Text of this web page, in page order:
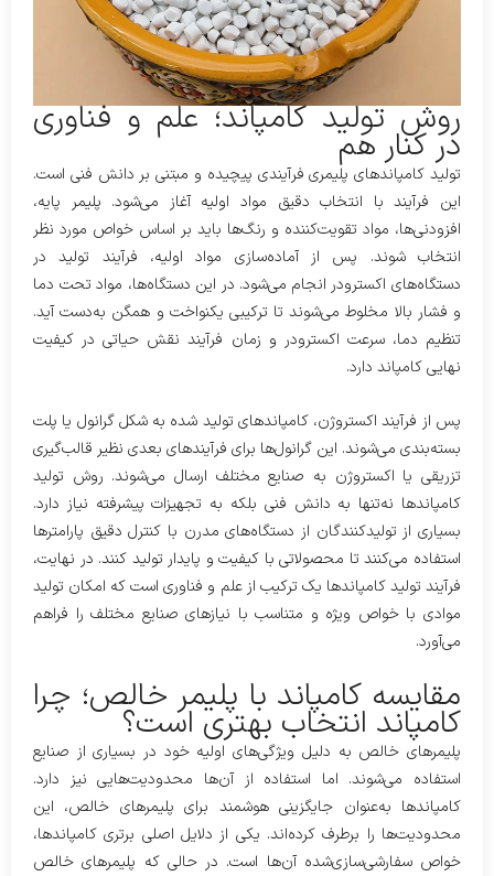
روش تولید کامپاند؛ علم و فناوری
در کنار هم
تولید کامپاندهای پلیمری فرآیندی پیچیده و مبتنی بر دانش فنی است.
این فرآیند با انتخاب دقیق مواد اولیه آغاز می‌شود. پلیمر پایه،
افزودنی‌ها، مواد تقویت‌کننده و رنگ‌ها باید بر اساس خواص مورد نظر
انتخاب شوند. پس از آماده‌سازی مواد اولیه، فرآیند تولید در
دستگاه‌های اکسترودر انجام می‌شود. در این دستگاه‌ها، مواد تحت دما
و فشار بالا مخلوط می‌شوند تا ترکیبی یکنواخت و همگن به‌دست آید.
تنظیم دما، سرعت اکسترودر و زمان فرآیند نقش حیاتی در کیفیت
نهایی کامپاند دارد.
پس از فرآیند اکستروژن، کامپاندهای تولید شده به شکل گرانول یا پلت
بسته‌بندی می‌شوند. این گرانول‌ها برای فرآیندهای بعدی نظیر قالب‌گیری
تزریقی یا اکستروژن به صنایع مختلف ارسال می‌شوند. روش تولید
کامپاندها نه‌تنها به دانش فنی بلکه به تجهیزات پیشرفته نیاز دارد.
بسیاری از تولیدکنندگان از دستگاه‌های مدرن با کنترل دقیق پارامترها
استفاده می‌کنند تا محصولاتی با کیفیت و پایدار تولید کنند. در نهایت،
فرآیند تولید کامپاندها یک ترکیب از علم و فناوری است که امکان تولید
موادی با خواص ویژه و متناسب با نیازهای صنایع مختلف را فراهم
می‌آورد.
مقایسه کامپاند با پلیمر خالص؛ چرا
کامپاند انتخاب بهتری است؟
پلیمرهای خالص به دلیل ویژگی‌های اولیه خود در بسیاری از صنایع
استفاده می‌شوند. اما استفاده از آن‌ها محدودیت‌هایی نیز دارد.
کامپاندها به‌عنوان جایگزینی هوشمند برای پلیمرهای خالص، این
محدودیت‌ها را برطرف کرده‌اند. یکی از دلایل اصلی برتری کامپاندها،
خواص سفارشی‌سازی‌شده آن‌ها است. در حالی که پلیمرهای خالص